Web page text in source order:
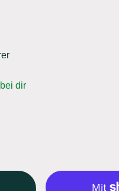
dir